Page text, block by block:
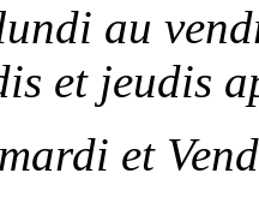
au
et jeudis
et